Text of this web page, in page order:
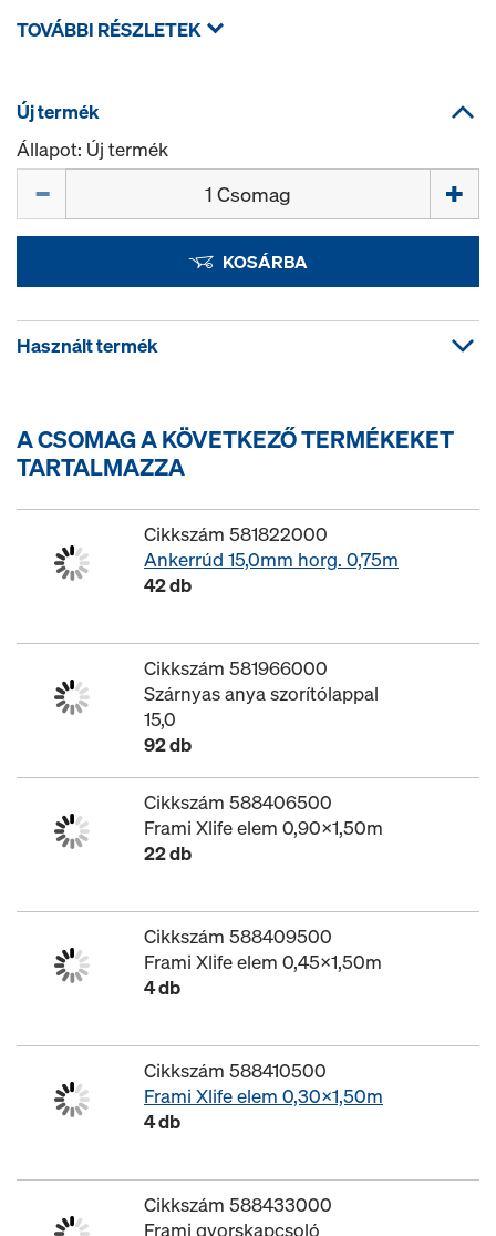
TOVÁBBI RÉSZLETEK
Új termék
Állapot: Új termék
KOSÁRBA
Használt termék
A CSOMAG A KÖVETKEZŐ TERMÉKEKET
TARTALMAZZA
Cikkszám 581822000
Ankerrúd 15,0mm horg. 0,75m
42 db
Cikkszám 581966000
Szárnyas anya szorítólappal
15,0
92 db
Cikkszám 588406500
Frami Xlife elem 0,90x1,50m
22 db
Cikkszám 588409500
Frami Xlife elem 0,45x1,50m
4 db
Cikkszám 588410500
Frami Xlife elem 0,30x1,50m
4 db
Cikkszám 588433000
Frami gyorskapcsoló